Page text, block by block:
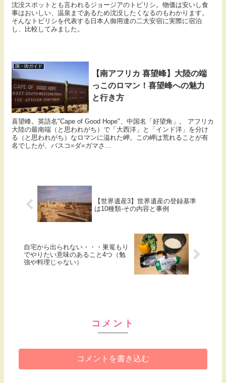
沈没スポットとも言われるジョージアのトビリシ。物価は安いし食
事はおいしい、温泉まであるため沈没したくなるのもわかります。
そんなトビリシを代表する日本人御用達の二大安宿に実際に宿泊
し、比較してみました。
国・街ガイド
【南アフリカ 喜望峰】大陸の端
っこのロマン！喜望峰への魅力
と行き方
喜望峰。英語名"Cape of Good Hope"、中国名「好望角」。 アフリカ
大陸の最南端（と思われがち）で「大西洋」と「インド洋」を分け
る（と思われがち）なロマンに溢れた岬。この岬は荒れることが有
名でしたが、バスコ=ダ=ガマさ...
【世界遺産3】世界遺産の登録基準
は10種類-その内容と事例
自宅から出られない・・・巣篭もり
でやりたい意味のあること4つ（勉
強や料理じゃない）
コメント
コメントを書き込む